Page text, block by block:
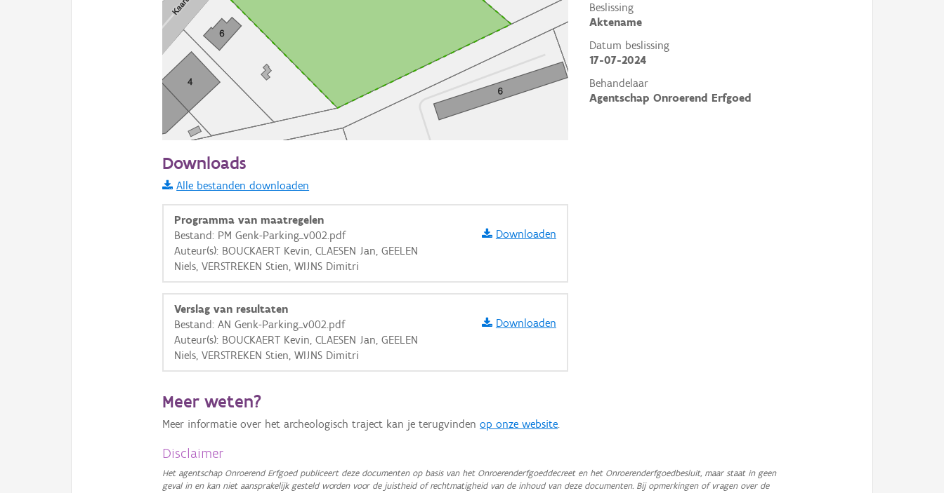
Beslissing
Aktename
Datum beslissing
17-07-2024
Behandelaar
Agentschap Onroerend Erfgoed
Informatie Vlaanderen
i
+ −
Basis Lagen
Ortho
GRB-Basiskaart in grijswaarden
Downloads
Alle bestanden downloaden
Programma van maatregelen
Bestand: PM Genk-Parking_v002.pdf
Auteur(s): BOUCKAERT Kevin, CLAESEN Jan, GEELEN
Niels, VERSTREKEN Stien, WIJNS Dimitri
Downloaden
Verslag van resultaten
Bestand: AN Genk-Parking_v002.pdf
Auteur(s): BOUCKAERT Kevin, CLAESEN Jan, GEELEN
Niels, VERSTREKEN Stien, WIJNS Dimitri
Downloaden
Meer weten?
Meer informatie over het archeologisch traject kan je terugvindenop onze website.
Disclaimer
Het agentschap Onroerend Erfgoed publiceert deze documenten op basis van het Onroerenderfgoeddecreet en het Onroerenderfgoedbesluit, maar staat in geen
geval in en kan niet aansprakelijk gesteld worden voor de juistheid of rechtmatigheid van de inhoud van deze documenten. Bij opmerkingen of vragen over de